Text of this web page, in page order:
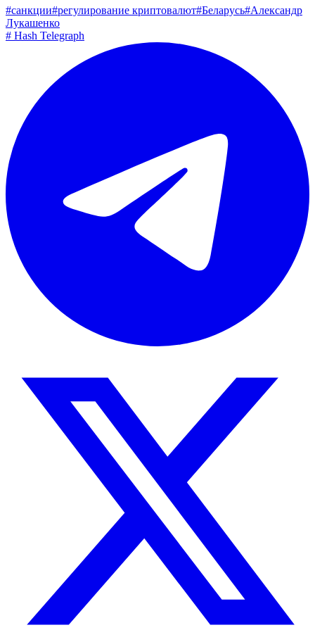
#санкции#регулирование криптовалют#Беларусь#Александр
Лукашенко
# Hash Telegraph